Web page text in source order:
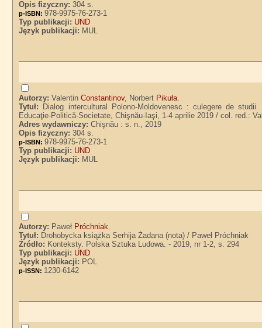
Opis fizyczny:304 s.
p-ISBN:978-9975-76-273-1
Typ publikacji: UND
Język publikacji: MUL
Autorzy:ValentinConstantinov, Norbert Pikuła.
Tytuł:
Dialog intercultural Polono-Moldovenesc : culegere de
Educaţie-Politică-Societate, Chişnău-Iaşi, 1-4 aprilie 2019 / col. red.:
Adres wydawniczy:Chişnău : s. n., 2019
Opis fizyczny:304 s.
p-ISBN:978-9975-76-273-1
Typ publikacji: UND
Język publikacji: MUL
Autorzy: Paweł Próchniak.
Tytuł: Drohobycka książka Serhija Żadana (nota) / Paweł Próchniak
Źródło: Konteksty. Polska Sztuka Ludowa. - 2019, nr 1-2, s. 294
Typ publikacji: UND
Język publikacji: POL
p-ISSN: 1230-6142